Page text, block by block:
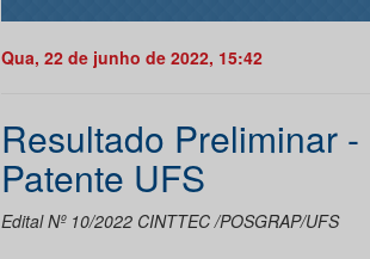
Qua, 22 de junho de 2022, 15:42
Resultado Preliminar
Patente UFS
Edital Nº 10/2022 CINTTEC /POSGRAP/UFS